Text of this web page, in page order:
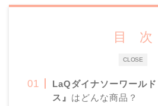
CLOSE
目 次
LaQダイナソーワールド
ス』 はどんな商品？